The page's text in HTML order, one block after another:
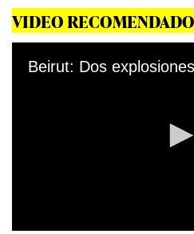
VIDEO RECOMENDADO